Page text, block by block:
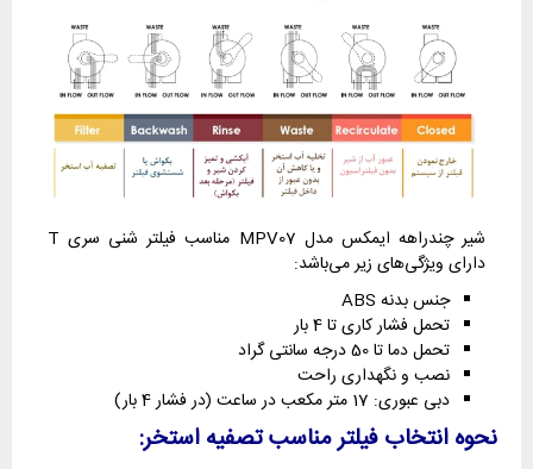
شیر چندراهه ایمکس مدل MPV07 مناسب فیلتر شنی سری T
دارای ویژگی‌های زیر می‌باشد:
جنس بدنه ABS
تحمل فشار کاری تا 4 بار
تحمل دما تا 50 درجه سانتی گراد
نصب و نگهداری راحت
دبی عبوری: 17 متر مکعب در ساعت (در فشار 4 بار)
نحوه انتخاب فیلتر مناسب تصفیه استخر: